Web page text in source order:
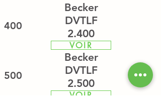
400
Becker
DVTLF
2.400
VOIR
500
Becker
DVTLF
2.500
VOIR